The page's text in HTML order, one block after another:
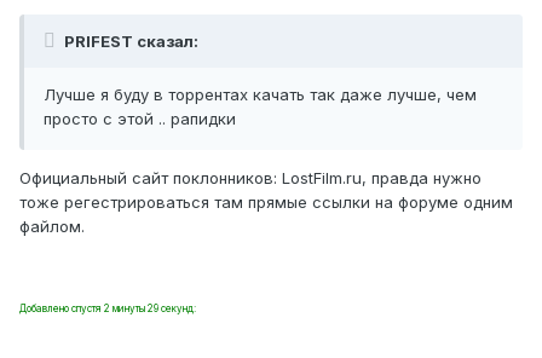
PRIFEST сказал:
Лучше я буду в торрентах качать так даже лучше, чем
просто с этой .. рапидки
Официальный сайт поклонников: LostFilm.ru, правда нужно
тоже регестрироваться там прямые ссылки на форуме одним
файлом.
Добавлено спустя 2 минуты 29 секунд: